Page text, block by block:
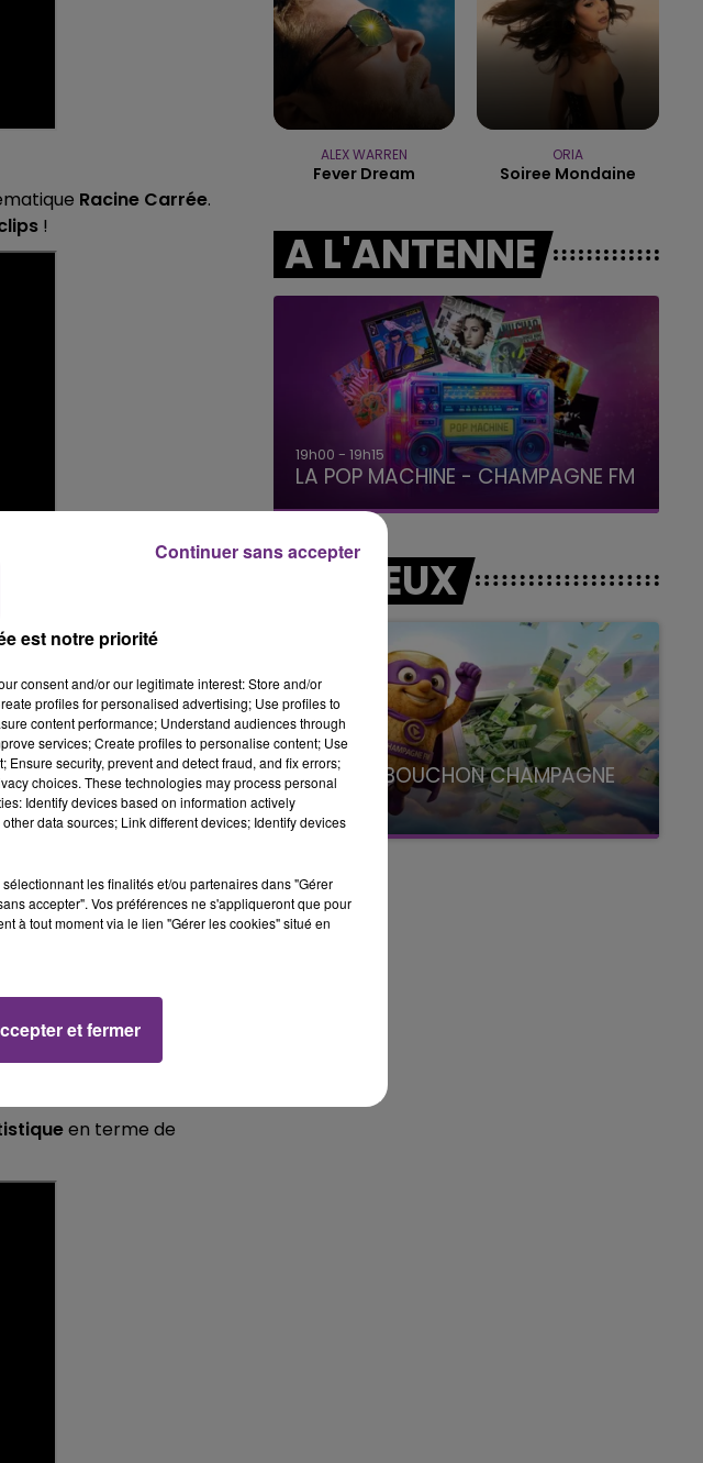
15h00 - 19h00
LE CLUB CHAMPAGNE FM
Racine Carrée.
!
en terme de
ALEX WARREN
Fever Dream
ORIA
Soiree Mondaine
A L'ANTENNE
19h00 - 19h15
LA POP MACHINE - CHAMPAGNE FM
LES JEUX
LE SUPER BOUCHON CHAMPAGNE
FM
avec La Famille Champagne FM, à 8H10
est notre priorité
consent and/or our legitimate interest: Store and/or
profiles for personalised advertising; Use profiles to
content performance; Understand audiences through
services; Create profiles to personalise content; Use
security, prevent and detect fraud, and fix errors;
choices. These technologies may process personal
Identify devices based on information actively
data sources; Link different devices; Identify devices
les finalités et/ou partenaires dans "Gérer
accepter". Vos préférences ne s'appliqueront que pour
à tout moment via le lien "Gérer les cookies" situé en
et fermer
Continuer sans accepter